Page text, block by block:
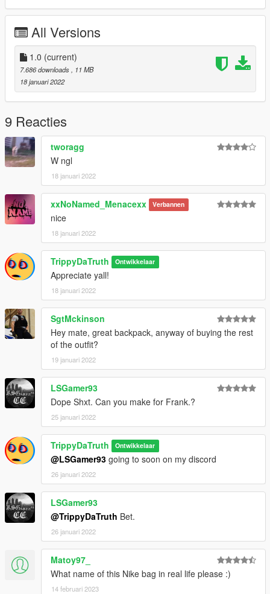
All Versions
1.0 (current)
7.686 downloads
, 11 MB
18 januari 2022
9 Reacties
tworagg
W ngl
18 januari 2022
xxNoNamed_Menacexx Verbannen
nice
18 januari 2022
TrippyDaTruth Ontwikkelaar
Appreciate yall!
18 januari 2022
SgtMckinson
Hey mate, great backpack, anyway of buying the rest
of the outfit?
19 januari 2022
LSGamer93
Dope Shxt. Can you make for Frank.?
25 januari 2022
TrippyDaTruth Ontwikkelaar
@LSGamer93 going to soon on my discord
26 januari 2022
LSGamer93
@TrippyDaTruth Bet.
26 januari 2022
Matoy97_
What name of this Nike bag in real life please :)
14 februari 2023